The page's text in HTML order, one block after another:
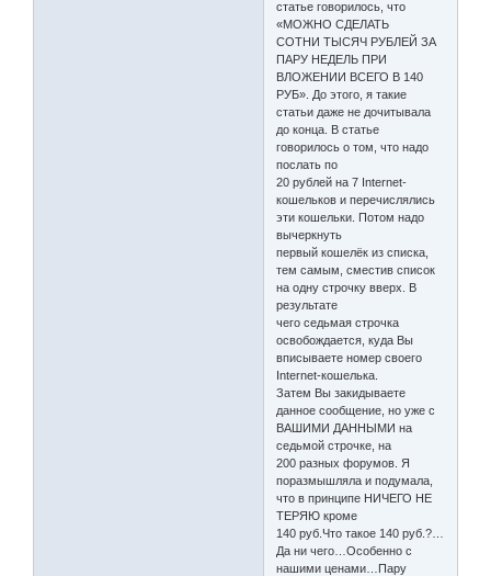
статье говорилось, что
«МОЖНО СДЕЛАТЬ
СОТНИ ТЫСЯЧ РУБЛЕЙ ЗА
ПАРУ НЕДЕЛЬ ПРИ
ВЛОЖЕНИИ ВСЕГО В 140
РУБ». До этого, я такие
статьи даже не дочитывала
до конца. В статье
говорилось о том, что надо
послать по
20 рублей на 7 Internet-
кошельков и перечислялись
эти кошельки. Потом надо
вычеркнуть
первый кошелёк из списка,
тем самым, сместив список
на одну строчку вверх. В
результате
чего седьмая строчка
освобождается, куда Вы
вписываете номер своего
Internet-кошелька.
Затем Вы закидываете
данное сообщение, но уже с
ВАШИМИ ДАННЫМИ на
седьмой строчке, на
200 разных форумов. Я
поразмышляла и подумала,
что в принципе НИЧЕГО НЕ
ТЕРЯЮ кроме
140 руб.Что такое 140 руб.?…
Да ни чего…Особенно с
нашими ценами…Пару